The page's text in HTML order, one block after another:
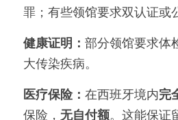
罪；有些领馆要求双认证或
健康证明： 部分领馆要求体
大传染疾病。
医疗保险： 在西班牙境内完
保险， 无自付额。这能保证